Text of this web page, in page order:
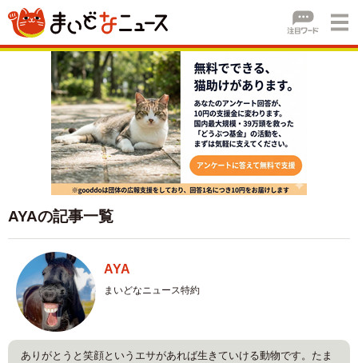
AYAの記事一覧
AYA
まいどなニュース特約
ありがとうと笑顔というエサがあれば生きていける動物です。たま